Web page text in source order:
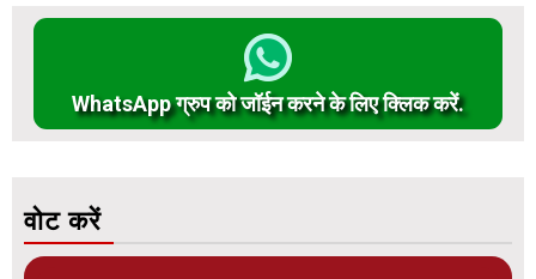
WhatsApp ग्रुप को जॉईन करने के लिए क्लिक करें.
वोट करें